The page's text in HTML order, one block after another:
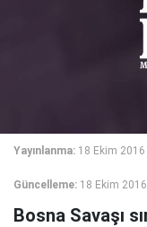
Yayınlanma: 18 Ekim 2016
Güncelleme: 18 Ekim
Bosna Savaşı